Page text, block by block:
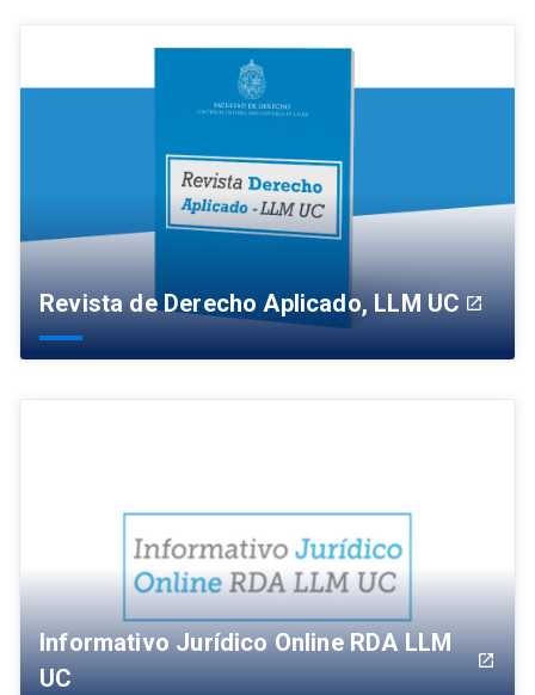
Revista de Derecho Aplicado, LLM UC launch
Informativo Jurídico Online RDA LLM
UC
launch